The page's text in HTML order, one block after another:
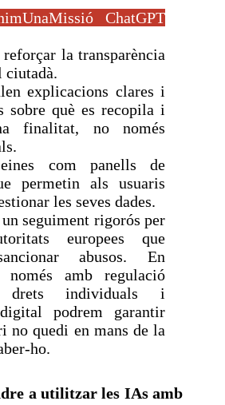
ChatGPT
la transparència
ciutadà.
explicacions clares i
sobre què es recopila i
finalitat, no només
eines com panells de
permetin als usuaris
les seves dades.
seguiment rigorós per
europees que
abusos. En
només amb regulació
drets individuals i
podrem garantir
no quedi en mans de la
ho.
a utilitzar les IAs amb